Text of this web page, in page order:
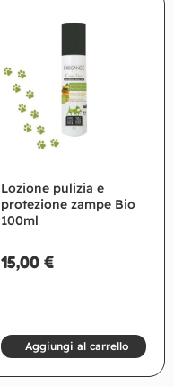
Lozione pulizia e
protezione zampe Bio
100ml
15,00 €
Aggiungi al carrello